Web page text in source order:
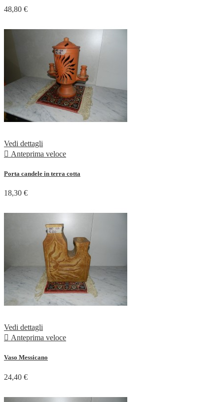
48,80 €
Vedi dettagli
 Anteprima veloce
Porta candele in terra cotta
18,30 €
Vedi dettagli
 Anteprima veloce
Vaso Messicano
24,40 €